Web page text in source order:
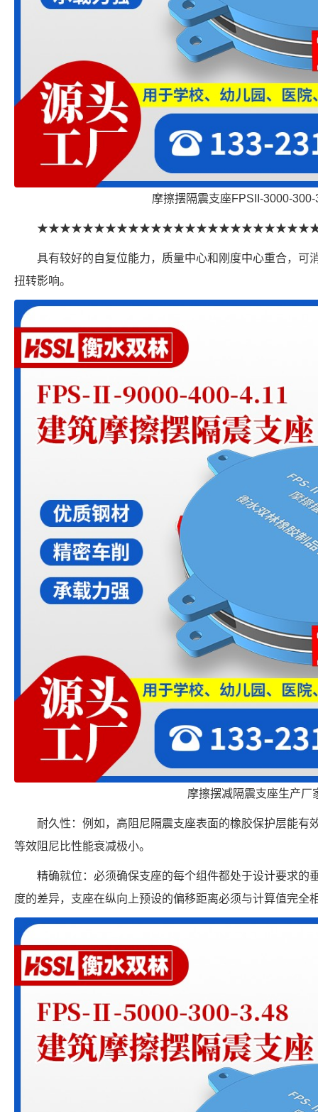
摩擦摆隔震支座FPSII-3000-300-
具有较好的自复位能力，质量中心和刚度中心重合，可
扭转影响。
摩擦摆减隔震支座生产厂
耐久性：例如，高阻尼隔震支座表面的橡胶保护层能有
等效阻尼比性能衰减极小。
精确就位：必须确保支座的每个组件都处于设计要求的
度的差异，支座在纵向上预设的偏移距离必须与计算值完全